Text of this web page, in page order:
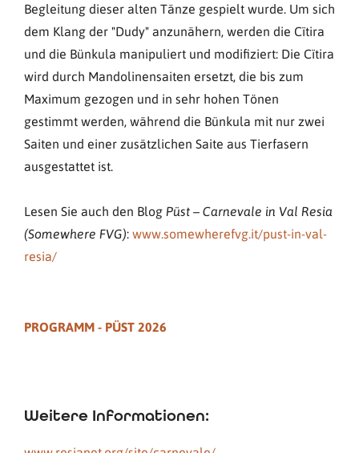
Begleitung dieser alten Tänze gespielt wurde. Um sich
dem Klang der "Dudy" anzunähern, werden die Cïtira
und die Bünkula manipuliert und modifiziert: Die Cïtira
wird durch Mandolinensaiten ersetzt, die bis zum
Maximum gezogen und in sehr hohen Tönen
gestimmt werden, während die Bünkula mit nur zwei
Saiten und einer zusätzlichen Saite aus Tierfasern
ausgestattet ist.
Lesen Sie auch den Blog Püst – Carnevale in Val Resia
(Somewhere FVG):www.somewherefvg.it/pust-in-val-
resia/
PROGRAMM - PÜST 2026
Weitere Informationen: